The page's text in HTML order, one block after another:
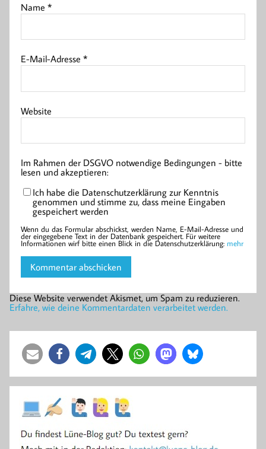
Name*
E-Mail-Adresse*
Website
Im Rahmen der DSGVO notwendige Bedingungen - bitte
lesen und akzeptieren:
Ich habe die Datenschutzerklärung zur Kenntnis
genommen und stimme zu, dass meine Eingaben
gespeichert werden
Wenn du das Formular abschickst, werden Name, E-Mail-Adresse und
der eingegebene Text in der Datenbank gespeichert. Für weitere
Informationen wirf bitte einen Blick in die Datenschutzerklärung: mehr
Diese Website verwendet Akismet, um Spam zu reduzieren.
Erfahre, wie deine Kommentardaten verarbeitet werden.